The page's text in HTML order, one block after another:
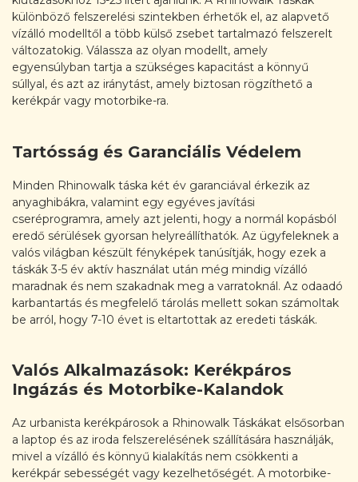
különböző felszerelési szintekben érhetők el, az alapvető
vízálló modelltől a több külső zsebet tartalmazó felszerelt
változatokig. Válassza az olyan modellt, amely
egyensúlyban tartja a szükséges kapacitást a könnyű
súllyal, és azt az iránytást, amely biztosan rögzíthető a
kerékpár vagy motorbike-ra.
Tartósság és Garanciális Védelem
Minden Rhinowalk táska két év garanciával érkezik az
anyaghibákra, valamint egy egyéves javítási
cseréprogramra, amely azt jelenti, hogy a normál kopásból
eredő sérülések gyorsan helyreállíthatók. Az ügyfeleknek a
valós világban készült fényképek tanúsítják, hogy ezek a
táskák 3-5 év aktív használat után még mindig vízálló
maradnak és nem szakadnak meg a varratoknál. Az odaadó
karbantartás és megfelelő tárolás mellett sokan számoltak
be arról, hogy 7-10 évet is eltartottak az eredeti táskák.
Valós Alkalmazások: Kerékpáros
Ingázás és Motorbike-Kalandok
Az urbanista kerékpárosok a Rhinowalk Táskákat elsősorban
a laptop és az iroda felszerelésének szállítására használják,
mivel a vízálló és könnyű kialakítás nem csökkenti a
kerékpár sebességét vagy kezelhetőségét. A motorbike-